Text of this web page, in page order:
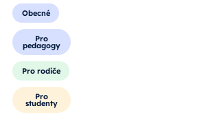
Obecné
Pro
pedagogy
Pro rodiče
Pro
studenty